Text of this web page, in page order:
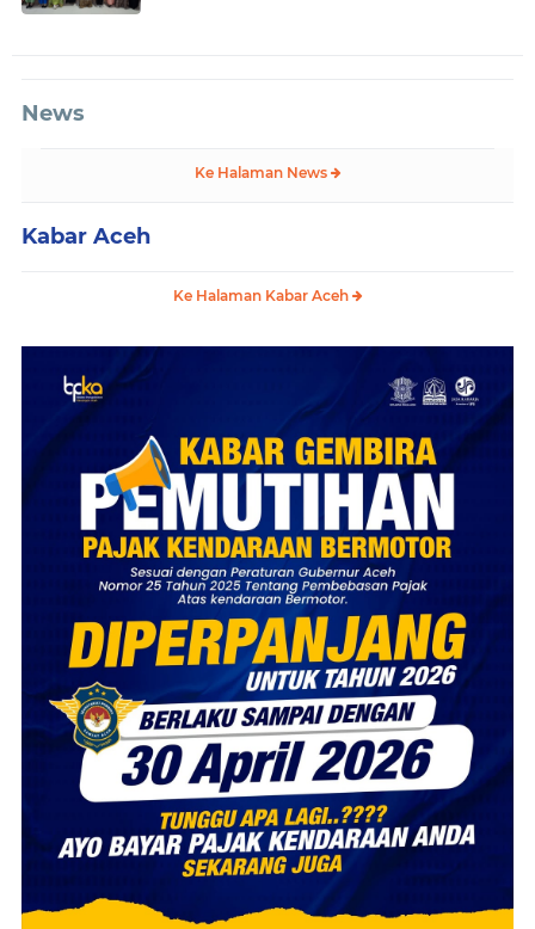
News
Ke Halaman News
Kabar Aceh
Ke Halaman Kabar Aceh